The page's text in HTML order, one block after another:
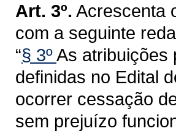
Art. 3º. Acrescenta
com a seguinte
“§ 3ºAs atribuições
definidas no Edital
ocorrer cessação
sem prejuízo